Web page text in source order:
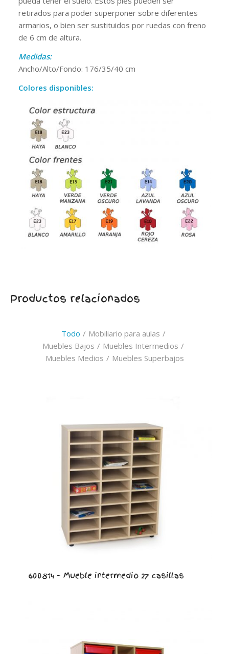
retirados para poder superponer sobre diferentes
armarios, o bien ser sustituidos por ruedas con freno
de 6 cm de altura.
Medidas:
Ancho/Alto/Fondo: 176/35/40 cm
Colores disponibles:
Productos relacionados
Todo / Mobiliario para aulas /
Muebles Bajos / Muebles Intermedios /
Muebles Medios / Muebles Superbajos
600814 – Mueble intermedio 27 casillas